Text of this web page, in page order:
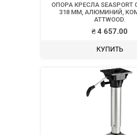
ОПОРА КРЕСЛА SEASPORT
318 ММ, АЛЮМИНИЙ,
ATTWOOD.
₴4 657.00
КУПИТЬ